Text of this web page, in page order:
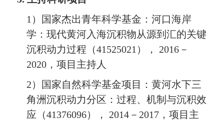
1 ）
国家杰出青年科学基金：河口海岸
学：现代黄河入海沉积物从源到汇的关键
沉积动力过程（41525021 ）， 2016 －
2020 ，项目主持人
2）国家自然科学基金项目：黄河水下三
角洲沉积动力分区：过程、机制与沉积效
应（41376096）， 2014 － 2017 ，项目主